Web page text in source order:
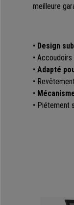
meilleure
• Design
•
• Adapté
•
•
• Piétement